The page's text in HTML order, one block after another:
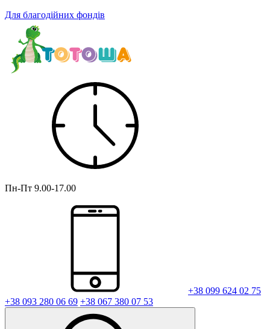
Для благодійних фондів
Пн-Пт 9.00-17.00
+38 099 624 02 75
+38 093 280 06 69 +38 067 380 07 53